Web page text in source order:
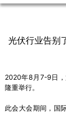
光伏行业告别
2020年8月7-9日
隆重举行。
此会大会期间，国